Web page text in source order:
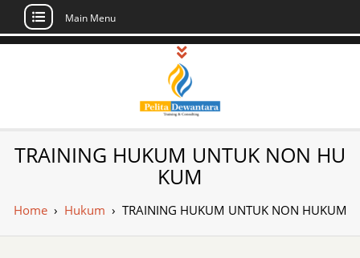
Skip
Main Menu
Pusat Pelatihan
dan Sertifikasi –
Daftar Training
Indonesia
Sertifikasi di Indonesia
TRAINING HUKUM UNTUK NON HU
KUM
Home› Hukum › TRAINING HUKUM UNTUK NON HUKUM